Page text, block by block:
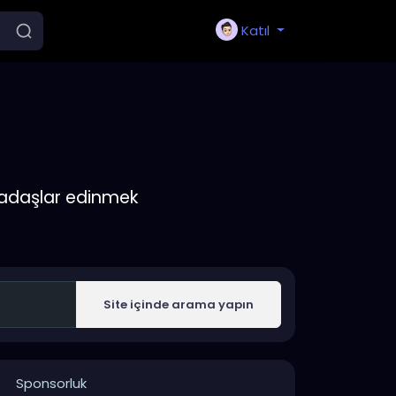
Katıl
edinmek
Site içinde arama yapın
Sponsorluk